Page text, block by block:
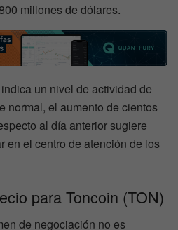
millones de dólares.
un nivel de actividad de
normal, el aumento de cientos
al día anterior sugiere
en el centro de atención de los
para Toncoin (TON)
de negociación no es